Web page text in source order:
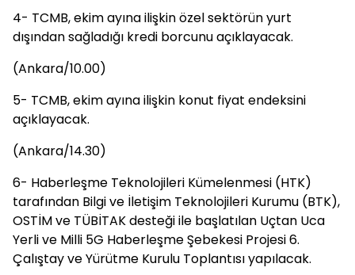
4- TCMB, ekim ayına ilişkin özel sektörün yurt
dışından sağladığı kredi borcunu açıklayacak.
(Ankara/10.00)
5- TCMB, ekim ayına ilişkin konut fiyat endeksini
açıklayacak.
(Ankara/14.30)
6- Haberleşme Teknolojileri Kümelenmesi (HTK)
tarafından Bilgi ve İletişim Teknolojileri Kurumu (BTK),
OSTİM ve TÜBİTAK desteği ile başlatılan Uçtan Uca
Yerli ve Milli 5G Haberleşme Şebekesi Projesi 6.
Çalıştay ve Yürütme Kurulu Toplantısı yapılacak.